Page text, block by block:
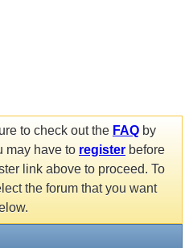
to check out the FAQ by
may have to register before
link above to proceed. To
the forum that you want